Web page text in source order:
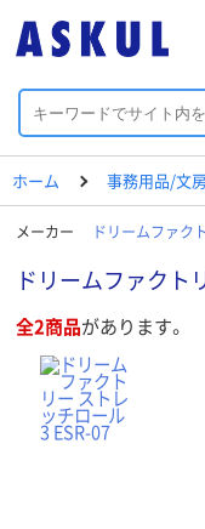
ホーム 事務用品/文
メーカー ドリームファク
ドリームファクト
全2商品があります。